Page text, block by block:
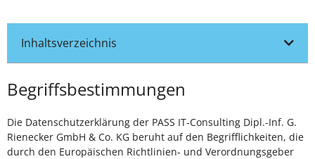
Inhaltsverzeichnis
Begriffsbestimmungen
Die Datenschutzerklärung der PASS IT-Consulting Dipl.-Inf. G.
Rienecker GmbH & Co. KG beruht auf den Begrifflichkeiten, die
durch den Europäischen Richtlinien- und Verordnungsgeber